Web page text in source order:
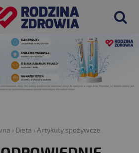
› Dieta › Artykuły spożywcze